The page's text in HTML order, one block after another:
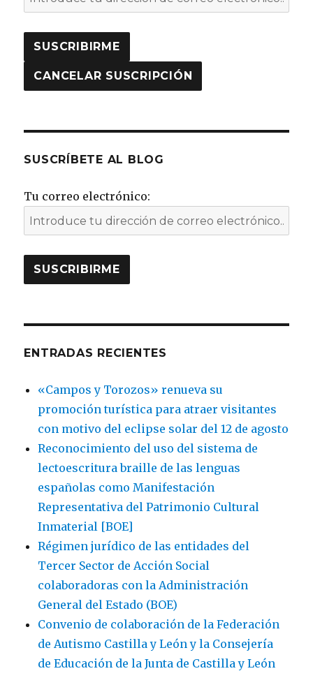
SUSCRÍBETE AL BLOG
Tu correo electrónico:
ENTRADAS RECIENTES
«Campos y Torozos» renueva su
promoción turística para atraer visitantes
con motivo del eclipse solar del 12 de agosto
Reconocimiento del uso del sistema de
lectoescritura braille de las lenguas
españolas como Manifestación
Representativa del Patrimonio Cultural
Inmaterial [BOE]
Régimen jurídico de las entidades del
Tercer Sector de Acción Social
colaboradoras con la Administración
General del Estado (BOE)
Convenio de colaboración de la Federación
de Autismo Castilla y León y la Consejería
de Educación de la Junta de Castilla y León